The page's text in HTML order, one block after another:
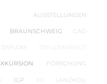
AUSSTELLUNGEN
BRAUNSCHWEIG CAD
DIPLOM
FORSCHUNG
JGP LANZHOU